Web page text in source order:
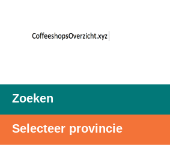
Zoeken
Selecteer provincie